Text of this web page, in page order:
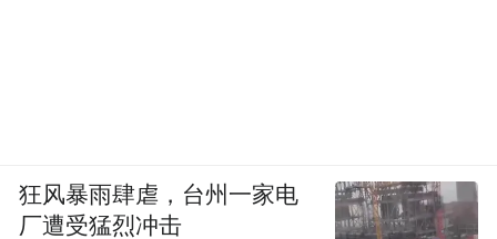
狂风暴雨肆虐，台州一家电
厂遭受猛烈冲击